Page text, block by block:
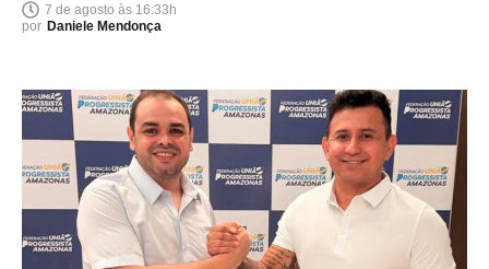
7 de agosto às 16:33h
por Daniele Mendonça